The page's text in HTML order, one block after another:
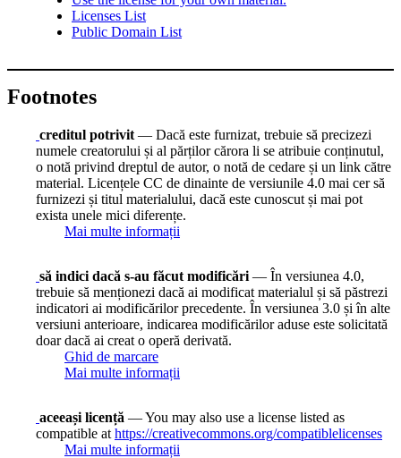
Licenses List
Public Domain List
Footnotes
creditul potrivit — Dacă este furnizat, trebuie să precizezi
numele creatorului și al părților cărora li se atribuie conținutul,
o notă privind dreptul de autor, o notă de cedare și un link către
material. Licențele CC de dinainte de versiunile 4.0 mai cer să
furnizezi și titul materialului, dacă este cunoscut și mai pot
exista unele mici diferențe.
Mai multe informații
să indici dacă s-au făcut modificări — În versiunea 4.0,
trebuie să menționezi dacă ai modificat materialul și să păstrezi
indicatori ai modificărilor precedente. În versiunea 3.0 și în alte
versiuni anterioare, indicarea modificărilor aduse este solicitată
doar dacă ai creat o operă derivată.
Ghid de marcare
Mai multe informații
aceeași licență — You may also use a license listed as
compatible at https://creativecommons.org/compatiblelicenses
Mai multe informații